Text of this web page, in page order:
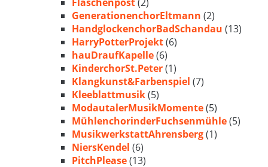
GenerationenchorEltmann (2)
HandglockenchorBadSchandau (13)
HarryPotterProjekt(6)
hauDraufKapelle(6)
KinderchorSt.Peter(1)
Klangkunst&Farbenspiel (7)
Kleeblattmusik(5)
ModautalerMusikMomente(5)
MühlenchorinderFuchsenmühle(5)
MusikwerkstattAhrensberg(1)
NiersKendel (6)
PitchPlease(13)